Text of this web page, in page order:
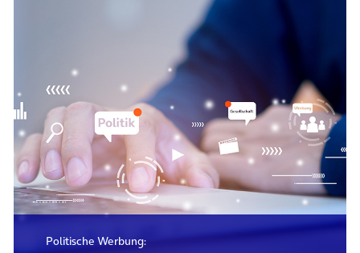
Politische Werbung: